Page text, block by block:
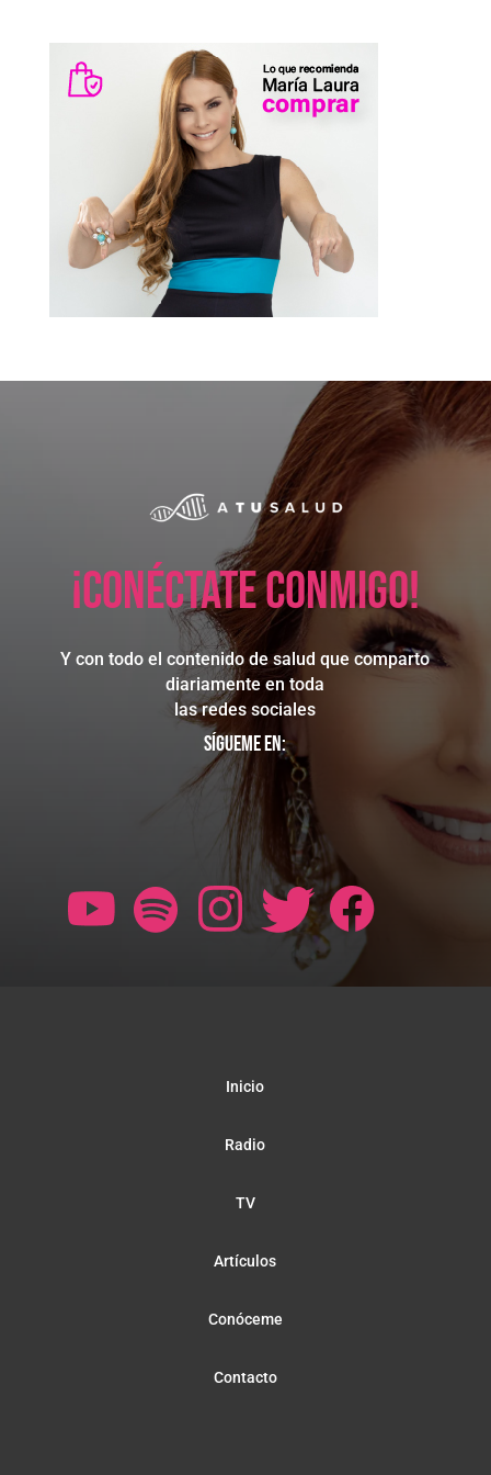
¡Conéctate conmigo!
Y con todo el contenido de salud que comparto
diariamente en toda
las redes sociales
Sígueme en:
Inicio
Radio
TV
Artículos
Conóceme
Contacto